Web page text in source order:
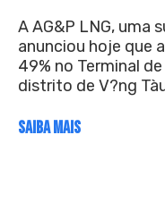
A AG&P LNG, uma
anunciou hoje que
49% no Terminal
distrito de V?ng
SAIBA MAIS